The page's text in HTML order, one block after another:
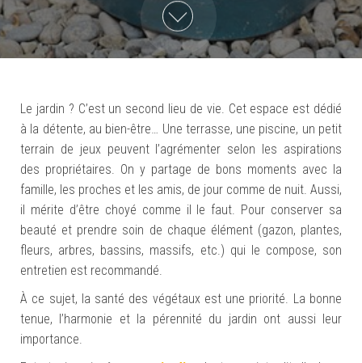
Le jardin ? C’est un second lieu de vie. Cet espace est dédié
à la détente, au bien-être… Une terrasse, une piscine, un petit
terrain de jeux peuvent l’agrémenter selon les aspirations
des propriétaires. On y partage de bons moments avec la
famille, les proches et les amis, de jour comme de nuit. Aussi,
il mérite d’être choyé comme il le faut. Pour conserver sa
beauté et prendre soin de chaque élément (gazon, plantes,
fleurs, arbres, bassins, massifs, etc.) qui le compose, son
entretien est recommandé.
À ce sujet, la santé des végétaux est une priorité. La bonne
tenue, l’harmonie et la pérennité du jardin ont aussi leur
importance.